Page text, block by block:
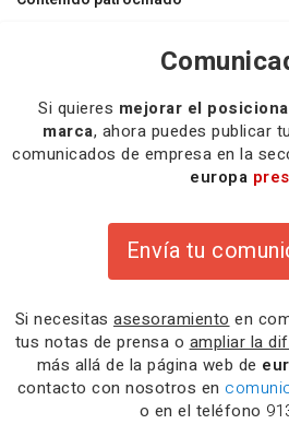
Si quieres mejorar el
marca, ahora puedes publicar
comunicados de empresa en la
europa
Envía tu
Si necesitas asesoramiento en
tus notas de prensa o ampliar la
más allá de la página web de
contacto con nosotros en
o en el teléfono